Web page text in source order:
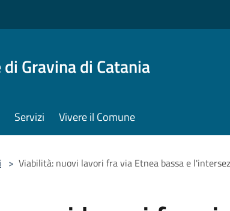
Gravina di Catania
Servizi Vivere il Comune
> Viabilità: nuovi lavori fra via Etnea bassa e